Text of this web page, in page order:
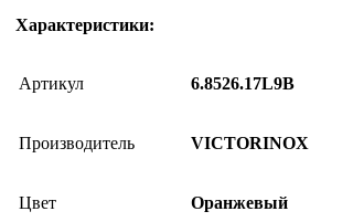
Характеристики:
Артикул 6.8526.17L9B
Производитель VICTORINOX
Цвет Оранжевый